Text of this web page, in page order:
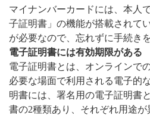
マイナンバーカードには、本人
子証明書」の機能が搭載されて
が必要なので、忘れずに手続き
電子証明書には有効期限がある
電子証明書とは、オンラインで
必要な場面で利用される電子的
明書には、署名用の電子証明書
書の2種類あり、それぞれ用途が